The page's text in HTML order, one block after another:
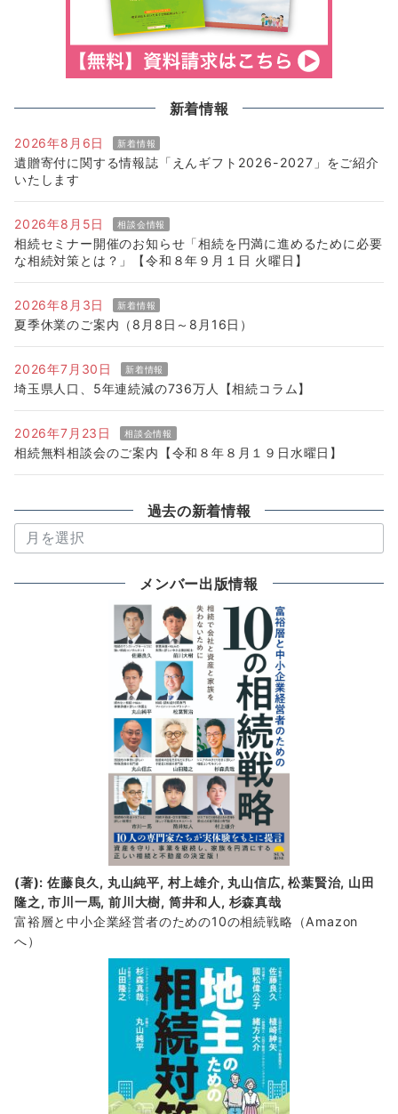
新着情報
2026年8月6日 新着情報
遺贈寄付に関する情報誌「えんギフト2026-2027」をご紹介
いたします
2026年8月5日 相談会情報
相続セミナー開催のお知らせ「相続を円満に進めるために必要
な相続対策とは？」【令和８年９月１日 火曜日】
2026年8月3日 新着情報
夏季休業のご案内（8月8日～8月16日）
2026年7月30日 新着情報
埼玉県人口、5年連続減の736万人【相続コラム】
2026年7月23日 相談会情報
相続無料相談会のご案内【令和８年８月１９日水曜日】
過去の新着情報
去
メンバー出版情報
(著): 佐藤良久, 丸山純平, 村上雄介, 丸山信広, 松葉賢治, 山田
隆之, 市川一馬, 前川大樹, 筒井和人, 杉森真哉
富裕層と中小企業経営者のための10の相続戦略 （Amazon
へ）